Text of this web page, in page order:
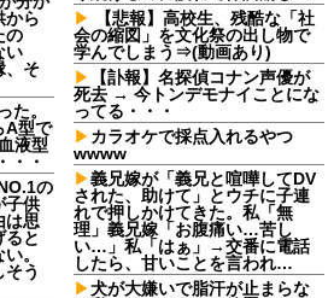
から
の
い
、そ
た。
A型で
液型
・・
の
子供
は思
ると
。
う
【悲報】高校生、残酷な「社
会の縮図」を文化祭の出し物で
学んでしまう⇒(動画あり)
【訃報】名探偵コナン声優が
死去 → 今トンデモナイことにな
ってる・・・
カラオケで採点入れるやつ
wwww
義兄嫁が「義兄と喧嘩してDV
された、助けて」とウチに子連
れで押しかけてきた。私「無
理」義兄嫁「お腹痛い…苦し
い…」私「はぁ」→交番に電話
したら、甘いことを言われ…
犬が大嫌いで脂汗が止まらな